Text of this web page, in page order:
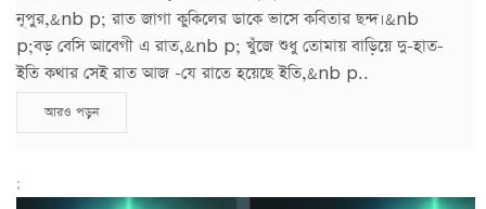
নূপুর,&nb p; রাত জাগা কুকিলের ডাকে ভাসে কবিতার ছন্দ।&nb
p;বড় বেসি আবেগী এ রাত,&nb p; খুঁজে শুধু তোমায় বাড়িয়ে দু-হাত-
ইতি কথার সেই রাত আজ -যে রাতে হয়েছে ইতি,&nb p..
আরও পড়ুন
;